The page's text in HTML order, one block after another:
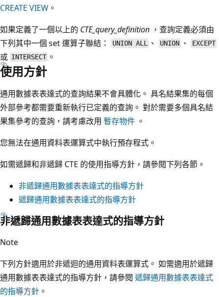
CREATE VIEW 。
如果定義了一個以上的 CTE_query_definition ，查詢定義必須由
下列其中一個 set 運算子聯結：
UNION ALL 、 UNION、 EXCEPT
或 INTERSECT 。
使用方針
通用數據表表達式的查詢結果不會具體化。 具名結果集的每個
外部參考都需要重新執行已定義的查詢。 對於需要多個具名結
果集參考的查詢，請考慮改用 暫存物件 。
您無法在通用資料表運算式中執行預存程式。
如需遞歸和非遞歸 CTE 的使用指導方針，請參閱下列各節。
非遞歸通用數據表表達式的指導方針
遞歸通用數據表表達式的指導方針
非遞歸通用數據表表達式的指導方針
Note
下列方針適用於非遞迴的通用資料表運算式。 如需適用於遞歸
通用數據表表達式的指導方針，請參閱 遞歸通用數據表表達式
的指導方針 。